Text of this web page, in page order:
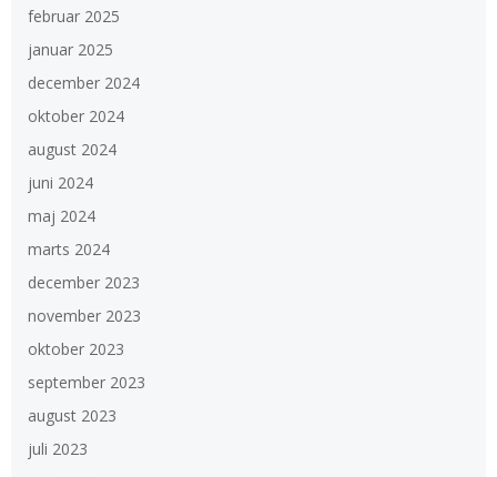
februar 2025
januar 2025
december 2024
oktober 2024
august 2024
juni 2024
maj 2024
marts 2024
december 2023
november 2023
oktober 2023
september 2023
august 2023
juli 2023